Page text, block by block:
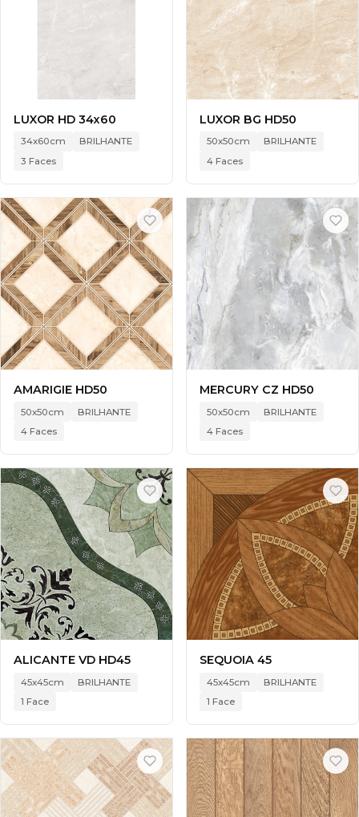
LUXOR HD 34x60
34x60cm
BRILHANTE
3 Faces
LUXOR BG HD50
50x50cm
BRILHANTE
4 Faces
AMARIGIE HD50
50x50cm
BRILHANTE
4 Faces
MERCURY CZ HD50
50x50cm
BRILHANTE
4 Faces
ALICANTE VD HD45
45x45cm
BRILHANTE
1 Face
SEQUOIA 45
45x45cm
BRILHANTE
1 Face